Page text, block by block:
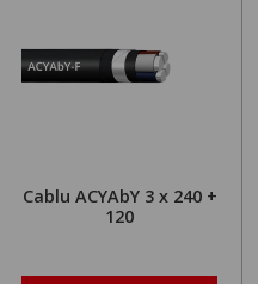
Cablu ACYAbY 3 x 240 +
120